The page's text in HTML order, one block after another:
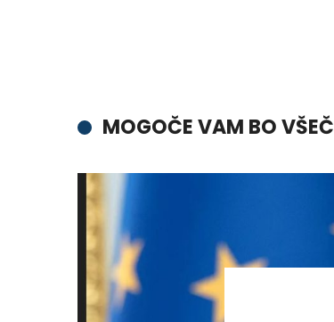
MOGOČE VAM BO VŠEČ